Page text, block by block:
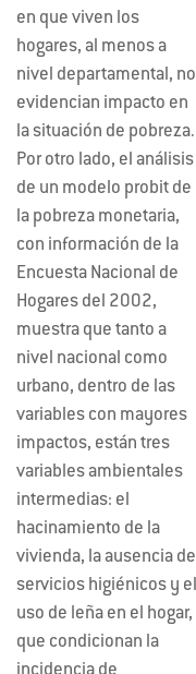
en que viven los
hogares, al menos a
nivel departamental, no
evidencian impacto en
la situación de pobreza.
Por otro lado, el análisis
de un modelo probit de
la pobreza monetaria,
con información de la
Encuesta Nacional de
Hogares del 2002,
muestra que tanto a
nivel nacional como
urbano, dentro de las
variables con mayores
impactos, están tres
variables ambientales
intermedias: el
hacinamiento de la
vivienda, la ausencia de
servicios higiénicos y el
uso de leña en el hogar,
que condicionan la